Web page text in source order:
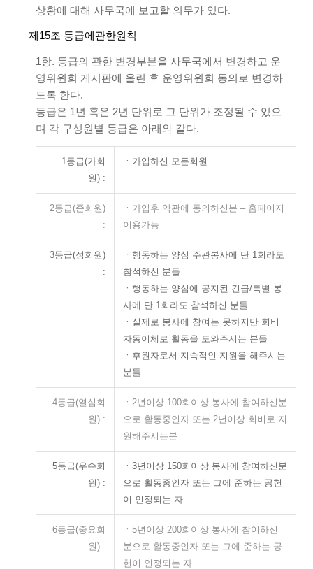
상황에 대해 사무국에 보고할 의무가 있다.
제15조 등급에관한원칙
1항. 등급의 관한 변경부분을 사무국에서 변경하고 운
영위원회 게시판에 올린 후 운영위원회 동의로 변경하
도록 한다.
등급은 1년 혹은 2년 단위로 그 단위가 조정될 수 있으
며 각 구성원별 등급은 아래와 같다.
1등급(가회
원) :
ㆍ가입하신 모든회원
2등급(준회원)
:
ㆍ가입후 약관에 동의하신분 – 홈페이지
이용가능
3등급(정회원)
:
ㆍ행동하는 양심 주관봉사에 단 1회라도
참석하신 분들
ㆍ행동하는 양심에 공지된 긴급/특별 봉
사에 단 1회라도 참석하신 분들
ㆍ실제로 봉사에 참여는 못하지만 회비
자동이체로 활동을 도와주시는 분들
ㆍ후원자로서 지속적인 지원을 해주시는
분들
4등급(열심회
원) :
ㆍ2년이상 100회이상 봉사에 참여하신분
으로 활동중인자 또는 2년이상 회비로 지
원해주시는분
5등급(우수회
원) :
ㆍ3년이상 150회이상 봉사에 참여하신분
으로 활동중인자 또는 그에 준하는 공헌
이 인정되는 자
6등급(중요회
원) :
ㆍ5년이상 200회이상 봉사에 참여하신
분으로 활동중인자 또는 그에 준하는 공
헌이 인정되는 자